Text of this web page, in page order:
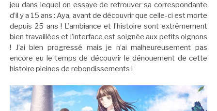
jeu dans lequel on essaye de retrouver sa correspondante
d’il y a 15 ans : Aya, avant de découvrir que celle-ci est morte
depuis 25 ans ! L’ambiance et l’histoire sont extrêmement
bien travaillées et l’interface est soignée aux petits oignons
! J’ai bien progressé mais je n’ai malheureusement pas
encore eu le temps de découvrir le dénouement de cette
histoire pleines de rebondissements !